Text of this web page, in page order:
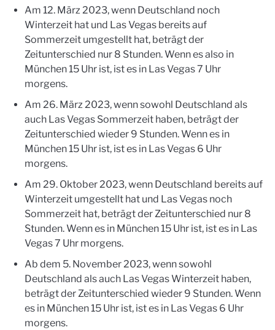
Am 12. März 2023, wenn Deutschland noch
Winterzeit hat und Las Vegas bereits auf
Sommerzeit umgestellt hat, beträgt der
Zeitunterschied nur 8 Stunden. Wenn es also in
München 15 Uhr ist, ist es in Las Vegas 7 Uhr
morgens.
Am 26. März 2023, wenn sowohl Deutschland als
auch Las Vegas Sommerzeit haben, beträgt der
Zeitunterschied wieder 9 Stunden. Wenn es in
München 15 Uhr ist, ist es in Las Vegas 6 Uhr
morgens.
Am 29. Oktober 2023, wenn Deutschland bereits auf
Winterzeit umgestellt hat und Las Vegas noch
Sommerzeit hat, beträgt der Zeitunterschied nur 8
Stunden. Wenn es in München 15 Uhr ist, ist es in Las
Vegas 7 Uhr morgens.
Ab dem 5. November 2023, wenn sowohl
Deutschland als auch Las Vegas Winterzeit haben,
beträgt der Zeitunterschied wieder 9 Stunden. Wenn
es in München 15 Uhr ist, ist es in Las Vegas 6 Uhr
morgens.